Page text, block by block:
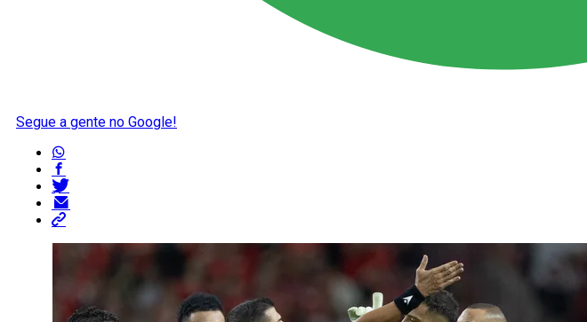
Segue a gente no Google!